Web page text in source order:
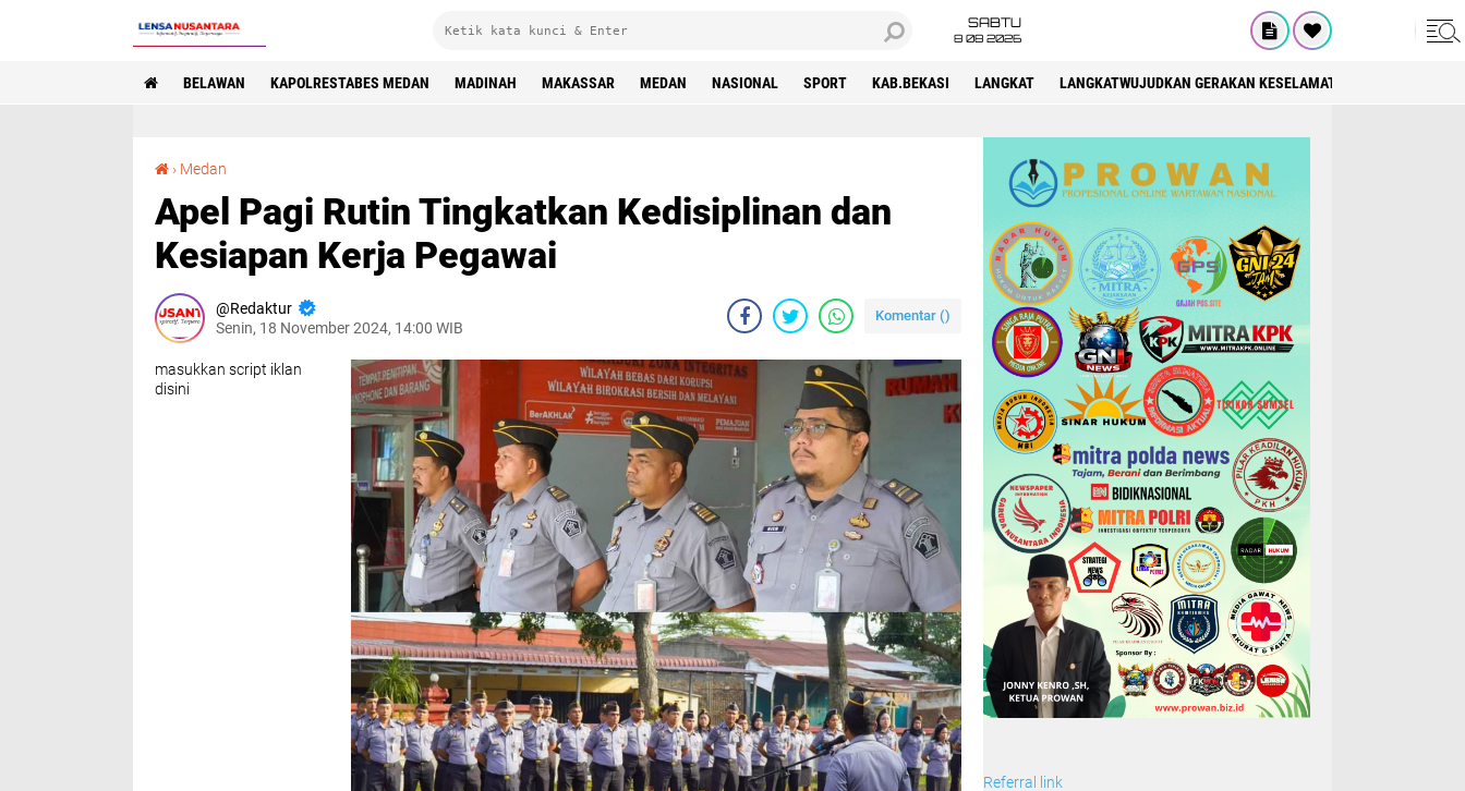
SABTU
8 08 2026
BELAWAN KAPOLRESTABES MEDAN MADINAH MAKASSAR MEDAN NASIONAL SPORT KAB.BEKASI LANGKAT LANGKATWUJUDKAN GERAKAN KESELAMATAN BERLALU
› Medan
Apel Pagi Rutin Tingkatkan Kedisiplinan dan
Kesiapan Kerja Pegawai
Redaktur
Senin, 18 November 2024, 14:00 WIB
Komentar ()
masukkan script iklan
disini
Referral link